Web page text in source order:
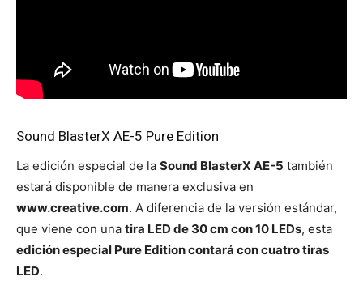
Sound BlasterX AE-5 Pure Edition
La edición especial de la Sound BlasterX AE-5 también
estará disponible de manera exclusiva en
www.creative.com. A diferencia de la versión estándar,
que viene con una tira LED de 30 cm con 10 LEDs, esta
edición especial Pure Edition contará con cuatro tiras
LED.